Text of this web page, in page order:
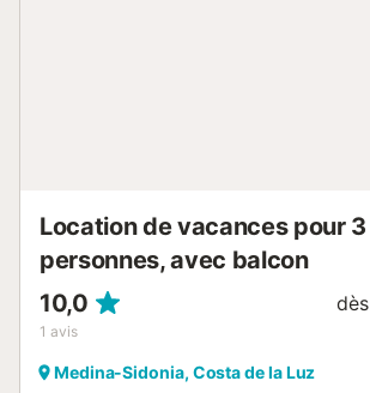
Location de vacances pour 3
personnes, avec balcon
10,0
1 avis
dès
Medina-Sidonia, Costa de la Luz